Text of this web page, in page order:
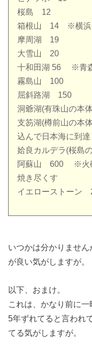
桜島 12
箱根山 14 ※横浜
摩周湖 19
大雪山 20
十和田湖 56 ※青森
霧島山 100
屈斜路湖 150
洞爺湖(有珠山の本
支笏湖(樽前山の
込んで日本海に到達
姶良カルデラ(桜島
阿蘇山 600 ※火砕
焼き尽くす
イエローストーン
いつかは分かりませ
が良い気がしますが。
以下、おまけ。
これは、かなり前に
5年ずれてると言われ
てる気がしますが。